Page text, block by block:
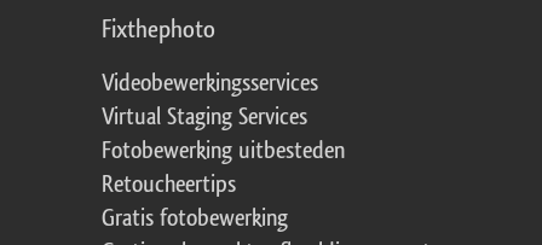
Fixthephoto
Videobewerkingsservices
Virtual Staging Services
Fotobewerking uitbesteden
Retoucheertips
Gratis fotobewerking